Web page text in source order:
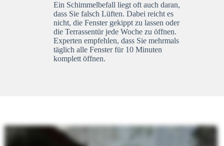
Ein Schimmelbefall liegt oft auch daran,
dass Sie falsch Lüften. Dabei reicht es
nicht, die Fenster gekippt zu lassen oder
die Terrassentür jede Woche zu öffnen.
Experten empfehlen, dass Sie mehrmals
täglich alle Fenster für 10 Minuten
komplett öffnen.